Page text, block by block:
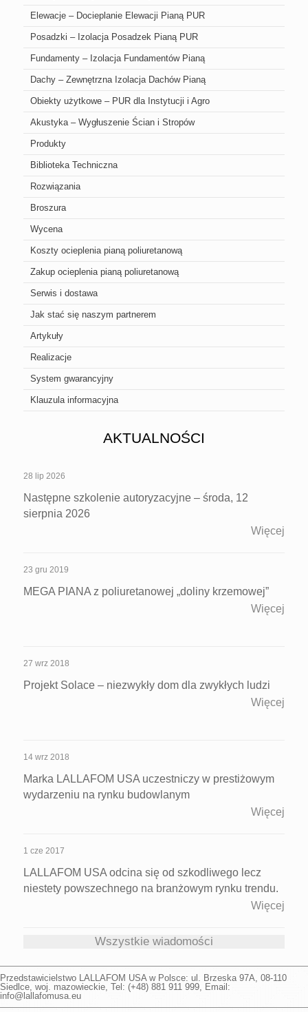
Elewacje – Docieplanie Elewacji Pianą PUR
Posadzki – Izolacja Posadzek Pianą PUR
Fundamenty – Izolacja Fundamentów Pianą
Dachy – Zewnętrzna Izolacja Dachów Pianą
Obiekty użytkowe – PUR dla Instytucji i Agro
Akustyka – Wygłuszenie Ścian i Stropów
Produkty
Biblioteka Techniczna
Rozwiązania
Broszura
Wycena
Koszty ocieplenia pianą poliuretanową
Zakup ocieplenia pianą poliuretanową
Serwis i dostawa
Jak stać się naszym partnerem
Artykuły
Realizacje
System gwarancyjny
Klauzula informacyjna
AKTUALNOŚCI
28 lip 2026
Następne szkolenie autoryzacyjne – środa, 12
sierpnia 2026
Więcej
23 gru 2019
MEGA PIANA z poliuretanowej „doliny krzemowej”
Więcej
27 wrz 2018
Projekt Solace – niezwykły dom dla zwykłych ludzi
Więcej
14 wrz 2018
Marka LALLAFOM USA uczestniczy w prestiżowym
wydarzeniu na rynku budowlanym
Więcej
1 cze 2017
LALLAFOM USA odcina się od szkodliwego lecz
niestety powszechnego na branżowym rynku trendu.
Więcej
Wszystkie wiadomości
Przedstawicielstwo LALLAFOM USAw Polsce: ul. Brzeska 97A, 08-110
Siedlce, woj. mazowieckie, Tel: (+48) 881 911 999, Email:
info@lallafomusa.eu